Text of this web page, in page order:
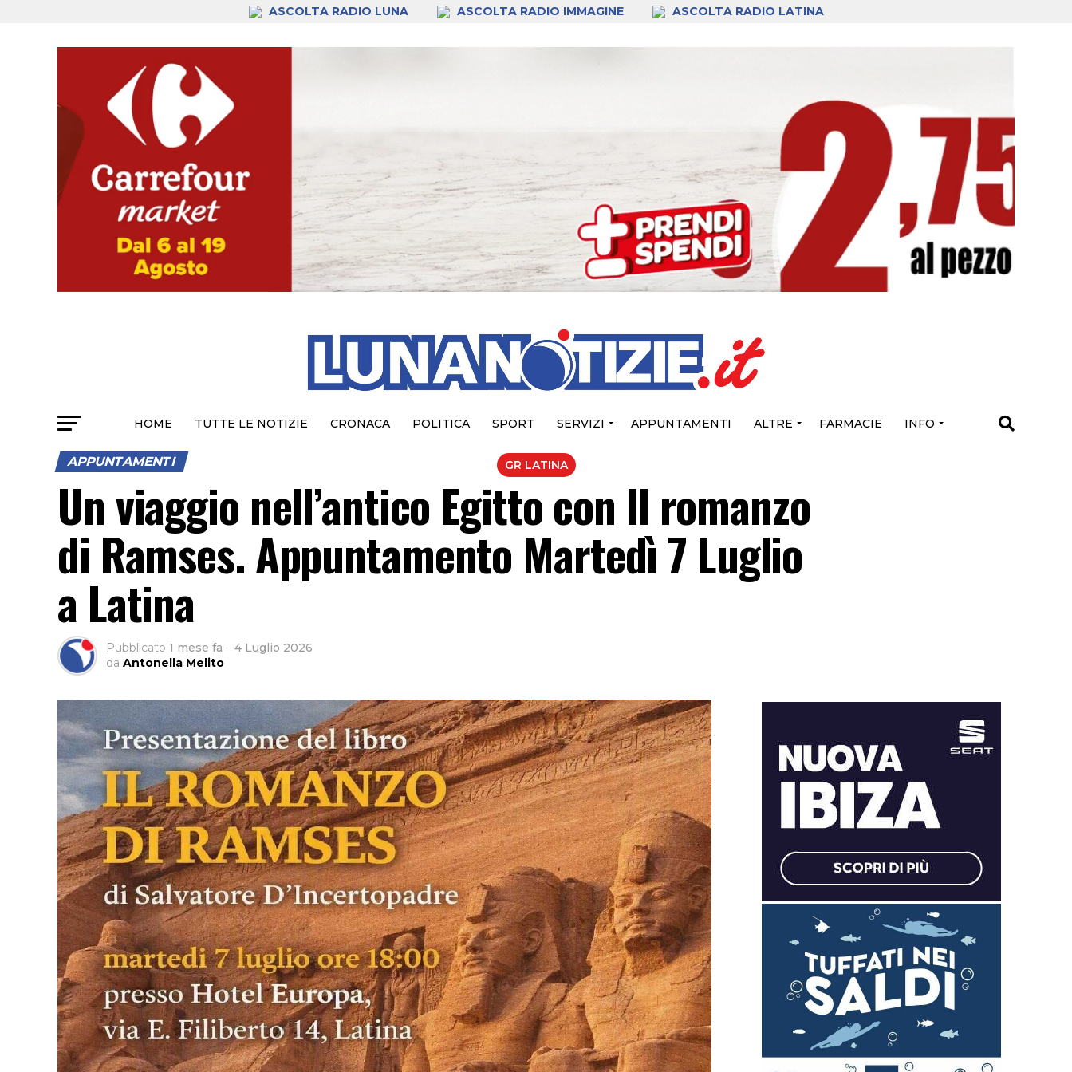
ASCOLTA RADIO LUNA ASCOLTA RADIO IMMAGINE ASCOLTA RADIO LATINA
HOME TUTTE LE NOTIZIE CRONACA POLITICA SPORT SERVIZI APPUNTAMENTI ALTRE FARMACIE INFO
GR LATINA
APPUNTAMENTI
Un viaggio nell’antico Egitto con Il romanzo
di Ramses. Appuntamento Martedì 7 Luglio
a Latina
Pubblicato 1 mese fa – 4 Luglio 2026
da Antonella Melito